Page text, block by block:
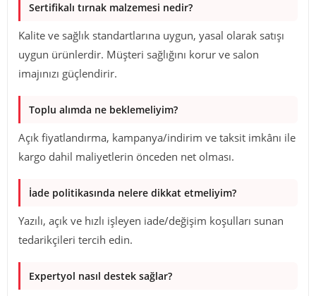
Sertifikalı tırnak malzemesi nedir?
Kalite ve sağlık standartlarına uygun, yasal olarak satışı
uygun ürünlerdir. Müşteri sağlığını korur ve salon
imajınızı güçlendirir.
Toplu alımda ne beklemeliyim?
Açık fiyatlandırma, kampanya/indirim ve taksit imkânı ile
kargo dahil maliyetlerin önceden net olması.
İade politikasında nelere dikkat etmeliyim?
Yazılı, açık ve hızlı işleyen iade/değişim koşulları sunan
tedarikçileri tercih edin.
Expertyol nasıl destek sağlar?